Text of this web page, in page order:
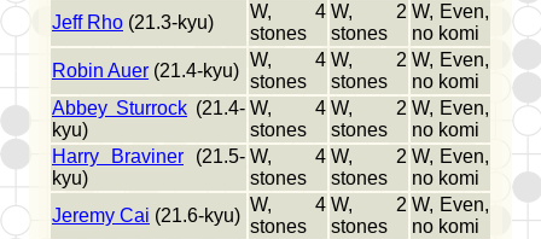
Jeff Rho (21.3-kyu)
W, 4
stones
W, 2
stones
W, Even,
no komi
Robin Auer (21.4-kyu)
W, 4
stones
W, 2
stones
W, Even,
no komi
Abbey Sturrock (21.4-
kyu)
W, 4
stones
W, 2
stones
W, Even,
no komi
Harry Braviner (21.5-
kyu)
W, 4
stones
W, 2
stones
W, Even,
no komi
Jeremy Cai (21.6-kyu)
W, 4
stones
W, 2
stones
W, Even,
no komi